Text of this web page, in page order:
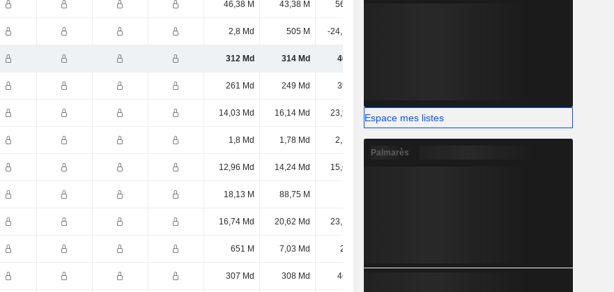
46,38 M 43,38 M 56,03 M
2,8 Md 505 M -24,16 Md
312 Md 314 Md 466 Md
261 Md 249 Md 393 Md
14,03 Md 16,14 Md 23,98 Md
1,8 Md 1,78 Md 2,13 Md 2,38 Md 3,35 Md
12,96 Md 14,24 Md 15,64 Md
18,13 M 88,75 M
16,74 Md 20,62 Md 23,78 Md
651 M 7,03 Md 2,5 Md
307 Md 308 Md 461 Md
Espace mes listes
Palmarès